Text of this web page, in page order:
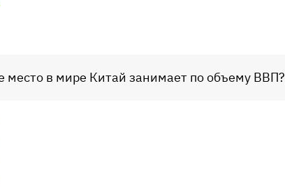
место в мире Китай занимает по объему ВВП?